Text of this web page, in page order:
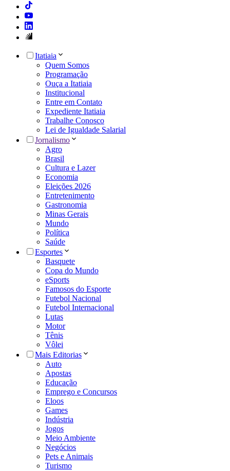
Itatiaia
Quem Somos
Programação
Ouça a Itatiaia
Institucional
Entre em Contato
Expediente Itatiaia
Trabalhe Conosco
Lei de Igualdade Salarial
Jornalismo
Agro
Brasil
Cultura e Lazer
Economia
Eleições 2026
Entretenimento
Gastronomia
Minas Gerais
Mundo
Política
Saúde
Esportes
Basquete
Copa do Mundo
eSports
Famosos do Esporte
Futebol Nacional
Futebol Internacional
Lutas
Motor
Tênis
Vôlei
Mais Editorias
Auto
Apostas
Educação
Emprego e Concursos
Eloos
Games
Indústria
Jogos
Meio Ambiente
Negócios
Pets e Animais
Turismo